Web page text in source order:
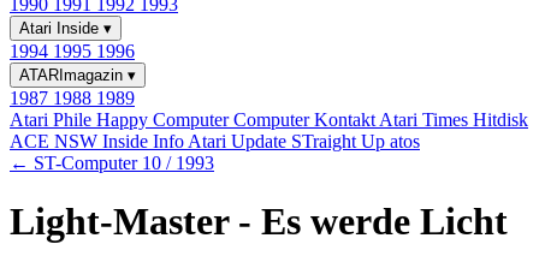
1990 1991 1992 1993
Atari Inside ▾
1994 1995 1996
ATARImagazin ▾
1987 1988 1989
Atari Phile Happy ComputerComputer Kontakt Atari Times Hitdisk
ACE NSW Inside Info Atari Update STraight Up atos
← ST-Computer 10 / 1993
Light-Master - Es werde Licht